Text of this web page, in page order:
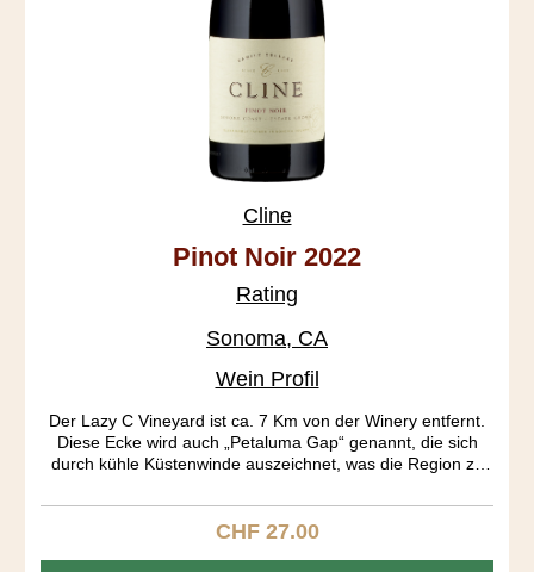
Cline
Pinot Noir 2022
Rating
Sonoma, CA
Wein Profil
Der Lazy C Vineyard ist ca. 7 Km von der Winery entfernt.
Diese Ecke wird auch „Petaluma Gap“ genannt, die sich
durch kühle Küstenwinde auszeichnet, was die Region zu
Regulärer Preis:
CHF 27.00